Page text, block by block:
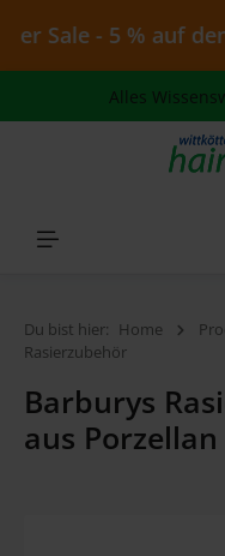
Zum Hauptinhalt springen
Sale - 5 % auf den
Alles
Du bist hier: Home
Rasierzubehör
Barburys
aus